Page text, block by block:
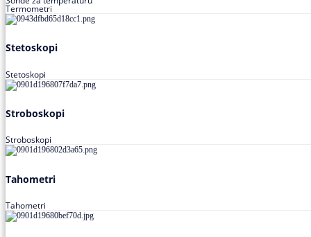
Termometri
Stetoskopi
Stetoskopi
Stroboskopi
Stroboskopi
Tahometri
Tahometri